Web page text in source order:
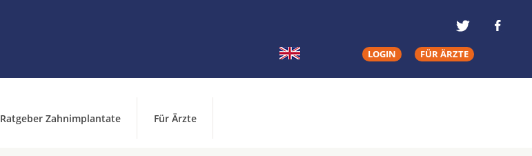
LOGIN FÜR ÄRZTE
Ratgeber Zahnimplantate Für Ärzte